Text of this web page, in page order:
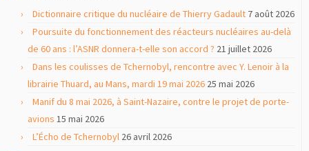
Dictionnaire critique du nucléaire de Thierry Gadault 7 août 2026
Poursuite du fonctionnement des réacteurs nucléaires au-delà
de 60 ans : l’ASNR donnera-t-elle son accord ? 21 juillet 2026
Dans les coulisses de Tchernobyl, rencontre avec Y. Lenoir à la
librairie Thuard, au Mans, mardi 19 mai 2026 25 mai 2026
Manif du 8 mai 2026, à Saint-Nazaire, contre le projet de porte-
avions 15 mai 2026
L’Écho de Tchernobyl 26 avril 2026